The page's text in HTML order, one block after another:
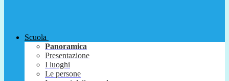
Scuola
Panoramica
Presentazione
I luoghi
Le persone